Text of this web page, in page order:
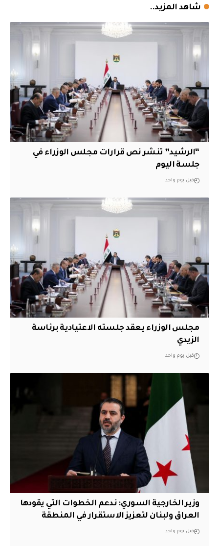
شاهد المزيد..
“الرشيد” تنشر نص قرارات مجلس الوزراء في
جلسة اليوم
قبل يوم واحد
مجلس الوزراء يعقد جلسته الاعتيادية برئاسة
الزيدي
قبل يوم واحد
وزير الخارجية السوري: ندعم الخطوات التي يقودها
العراق ولبنان لتعزيز الاستقرار في المنطقة
قبل يوم واحد